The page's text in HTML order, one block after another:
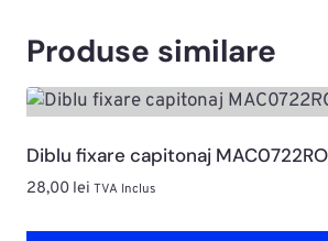
Produse similare
Diblu fixare capitonaj
28,00 lei TVA Inclus